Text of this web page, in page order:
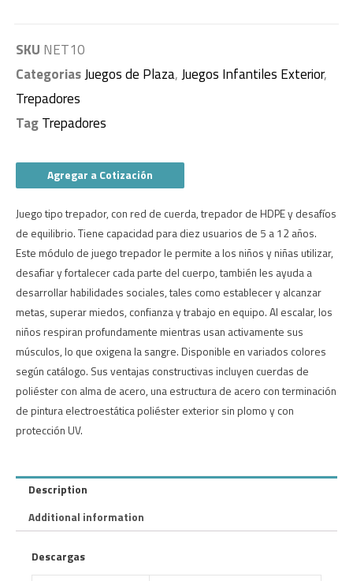
SKU NET10
CategoriasJuegos de Plaza,Juegos Infantiles Exterior,
Trepadores
TagTrepadores
Agregar a Cotización
Juego tipo trepador, con red de cuerda, trepador de HDPE y desafíos
de equilibrio. Tiene capacidad para diez usuarios de 5 a 12 años.
Este módulo de juego trepador le permite a los niños y niñas utilizar,
desafiar y fortalecer cada parte del cuerpo, también les ayuda a
desarrollar habilidades sociales, tales como establecer y alcanzar
metas, superar miedos, confianza y trabajo en equipo. Al escalar, los
niños respiran profundamente mientras usan activamente sus
músculos, lo que oxigena la sangre. Disponible en variados colores
según catálogo. Sus ventajas constructivas incluyen cuerdas de
poliéster con alma de acero, una estructura de acero con terminación
de pintura electroestática poliéster exterior sin plomo y con
protección UV.
Description
Additional information
Descargas